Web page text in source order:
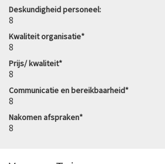
Deskundigheid personeel:
8
Kwaliteit organisatie*
8
Prijs/ kwaliteit*
8
Communicatie en bereikbaarheid*
8
Nakomen afspraken*
8